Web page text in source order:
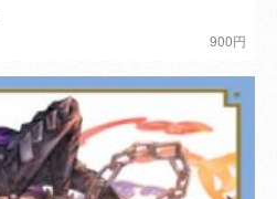
900円